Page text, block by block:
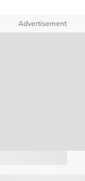
Advertisement